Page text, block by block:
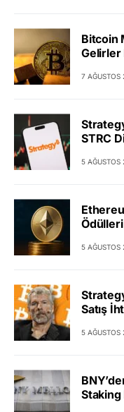
Bitcoin
Gelirler
7 AĞUSTOS
STRC
5 AĞUSTOS
Ödülleri
5 AĞUSTOS
Satış
5 AĞUSTOS
Staking